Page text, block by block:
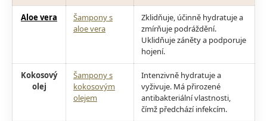
Aloe vera
Šampony s
aloe vera
Zklidňuje, účinně hydratuje a
zmírňuje podráždění.
Uklidňuje záněty a podporuje
hojení.
Kokosový
olej
Šampony s
kokosovým
olejem
Intenzivně hydratuje a
vyživuje. Má přirozené
antibakteriální vlastnosti,
čímž předchází infekcím.